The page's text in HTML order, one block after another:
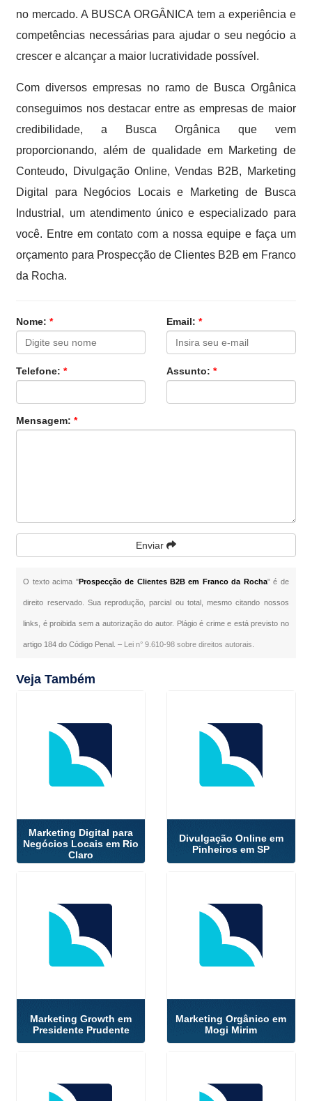
no mercado. A BUSCA ORGÂNICA tem a experiência e
competências necessárias para ajudar o seu negócio a
crescer e alcançar a maior lucratividade possível.
Com diversos empresas no ramo de Busca Orgânica
conseguimos nos destacar entre as empresas de maior
credibilidade, a Busca Orgânica que vem
proporcionando, além de qualidade em Marketing de
Conteudo, Divulgação Online, Vendas B2B, Marketing
Digital para Negócios Locais e Marketing de Busca
Industrial, um atendimento único e especializado para
você. Entre em contato com a nossa equipe e faça um
orçamento para Prospecção de Clientes B2B em Franco
da Rocha.
Nome:* Email: *
Telefone:* Assunto: *
Mensagem:*
Enviar
O texto acima "Prospecção de Clientes B2B em Franco da Rocha" é de
direito reservado. Sua reprodução, parcial ou total, mesmo citando nossos
links, é proibida sem a autorização do autor. Plágio é crime e está previsto no
artigo 184 do Código Penal. – Lei n° 9.610-98 sobre direitos autorais
Veja Também
Marketing Digital para
Negócios Locais em Rio
Claro
Divulgação Online em
Pinheiros em SP
Marketing Growth em
Presidente Prudente
Marketing Orgânico em
Mogi Mirim